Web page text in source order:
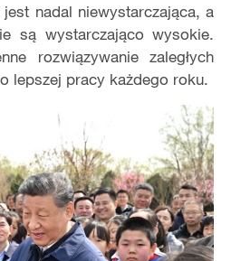
nadal niewystarczająca, a
są wystarczająco wysokie.
rozwiązywanie zaległych
lepszej pracy każdego roku.